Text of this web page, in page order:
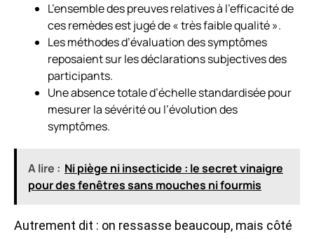
L’ensemble des preuves relatives à l’efficacité de
ces remèdes est jugé de « très faible qualité ».
Les méthodes d’évaluation des symptômes
reposaient sur les déclarations subjectives des
participants.
Une absence totale d’échelle standardisée pour
mesurer la sévérité ou l’évolution des
symptômes.
A lire : Ni piège ni insecticide : le secret vinaigre
pour des fenêtres sans mouches ni fourmis
Autrement dit : on ressasse beaucoup, mais côté